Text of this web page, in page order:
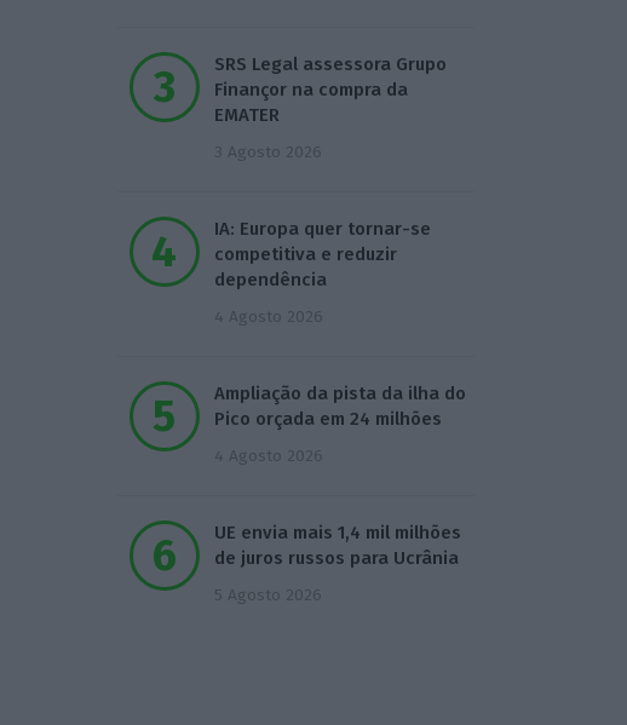
SRS Legal assessora Grupo
Finançor na compra da
EMATER
3 Agosto 2026
IA: Europa quer tornar-se
competitiva e reduzir
dependência
4 Agosto 2026
Ampliação da pista da ilha do
Pico orçada em 24 milhões
4 Agosto 2026
UE envia mais 1,4 mil milhões
de juros russos para Ucrânia
5 Agosto 2026